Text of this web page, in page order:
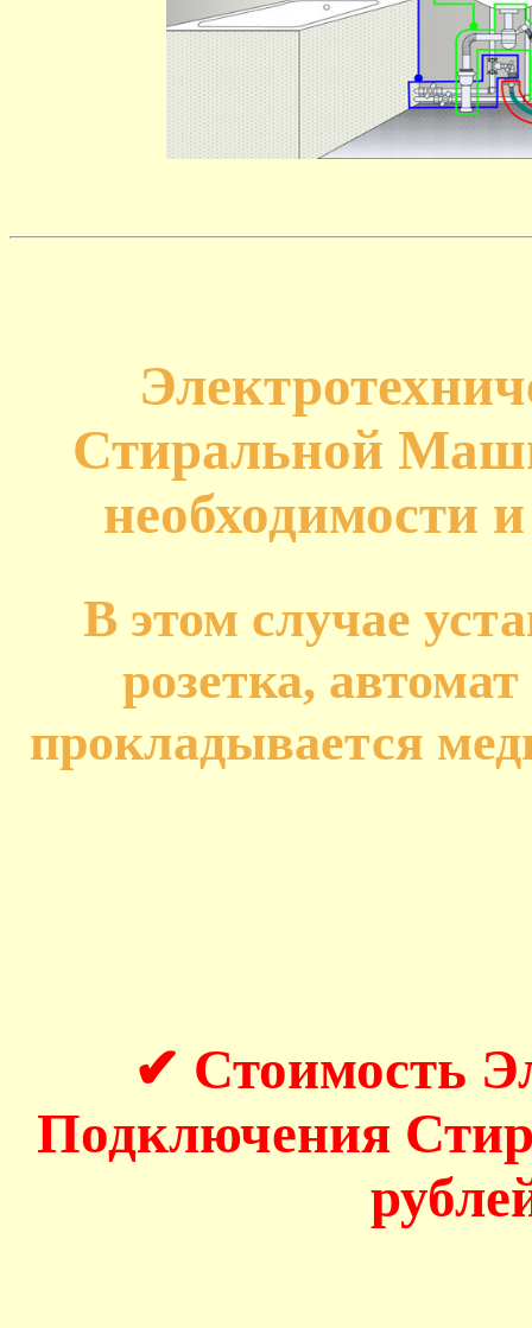
Стиральной
необходимости
В этом случае
розетка,
прокладывается
✔ Стоимость
Подключения